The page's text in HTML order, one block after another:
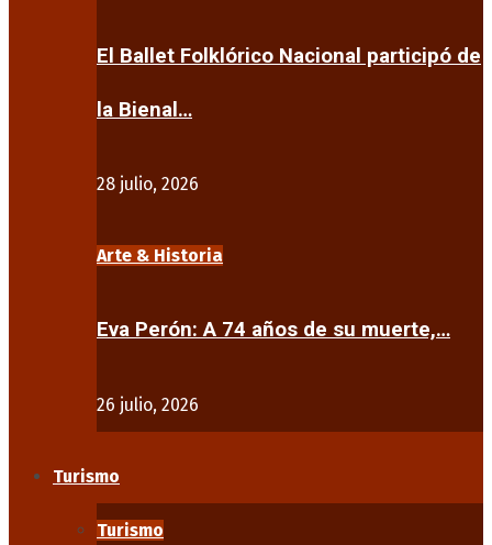
El Ballet Folklórico Nacional participó de
la Bienal…
28 julio, 2026
Arte & Historia
Eva Perón: A 74 años de su muerte,…
26 julio, 2026
Turismo
Turismo